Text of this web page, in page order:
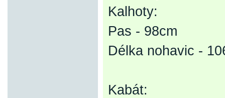
Kalhoty:
Pas - 98cm
Délka nohavic -
Kabát: